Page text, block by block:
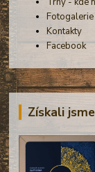
Fotogalerie
Kontakty
Facebook
Získali